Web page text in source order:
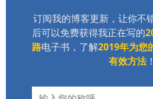
订阅我的博客更新，让你不
后可以免费获得我正在写的
路电子书，了解2019年为您
有效方法！